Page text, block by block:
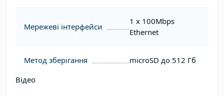
Мережеві інтерфейси
1 x 100Mbps
Ethernet
Метод зберігання
microSD до 512 Гб
Відео